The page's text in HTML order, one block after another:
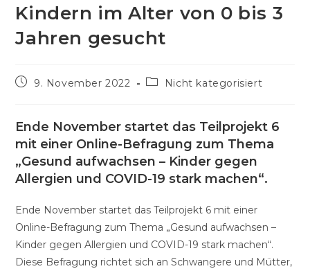
Kindern im Alter von 0 bis 3
Jahren gesucht
Beitrag9. November 2022
Beitrags-
Nicht kategorisiert
Ende November startet das Teilprojekt 6
mit einer Online-Befragung zum Thema
„Gesund aufwachsen – Kinder gegen
Allergien und COVID-19 stark machen“.
Ende November startet das Teilprojekt 6 mit einer
Online-Befragung zum Thema „Gesund aufwachsen –
Kinder gegen Allergien und COVID-19 stark machen“.
Diese Befragung richtet sich an Schwangere und Mütter,